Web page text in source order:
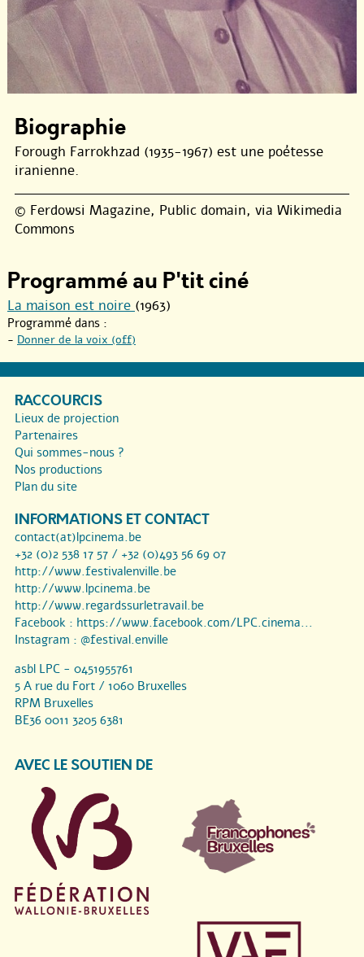
Biographie
Forough Farrokhzad (1935-1967) est une poétesse
iranienne.
© Ferdowsi Magazine, Public domain, via Wikimedia
Commons
Programmé au P'tit ciné
La maison est noire (1963)
Programmé dans :
- Donner de la voix (off)
RACCOURCIS
Lieux de projection
Partenaires
Qui sommes-nous ?
Nos productions
Plan du site
INFORMATIONS ET CONTACT
contact(at)lpcinema.be
+32 (0)2 538 17 57 / +32 (0)493 56 69 07
http://www.festivalenville.be
http://www.lpcinema.be
http://www.regardssurletravail.be
Facebook : https://www.facebook.com/LPC.cinema...
Instagram : @festival.enville
asbl LPC - 0451955761
5 A rue du Fort / 1060 Bruxelles
RPM Bruxelles
BE36 0011 3205 6381
AVEC LE SOUTIEN DE